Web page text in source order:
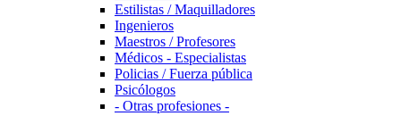
Estilistas / Maquilladores
Ingenieros
Maestros / Profesores
Médicos - Especialistas
Policias / Fuerza pública
Psicólogos
- Otras profesiones -